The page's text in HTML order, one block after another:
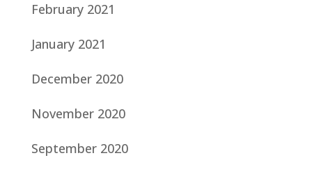
February 2021
January 2021
December 2020
November 2020
September 2020